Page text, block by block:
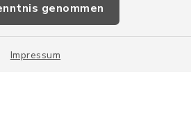
genommen
Impressum
Impressum
Sitemap